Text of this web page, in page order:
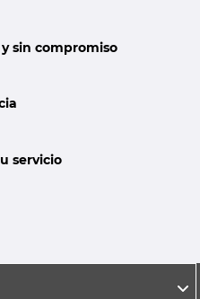
sin compromiso
servicio